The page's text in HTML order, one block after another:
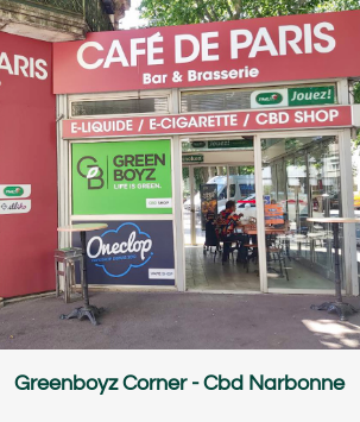
Greenboyz Corner - Cbd Narbonne